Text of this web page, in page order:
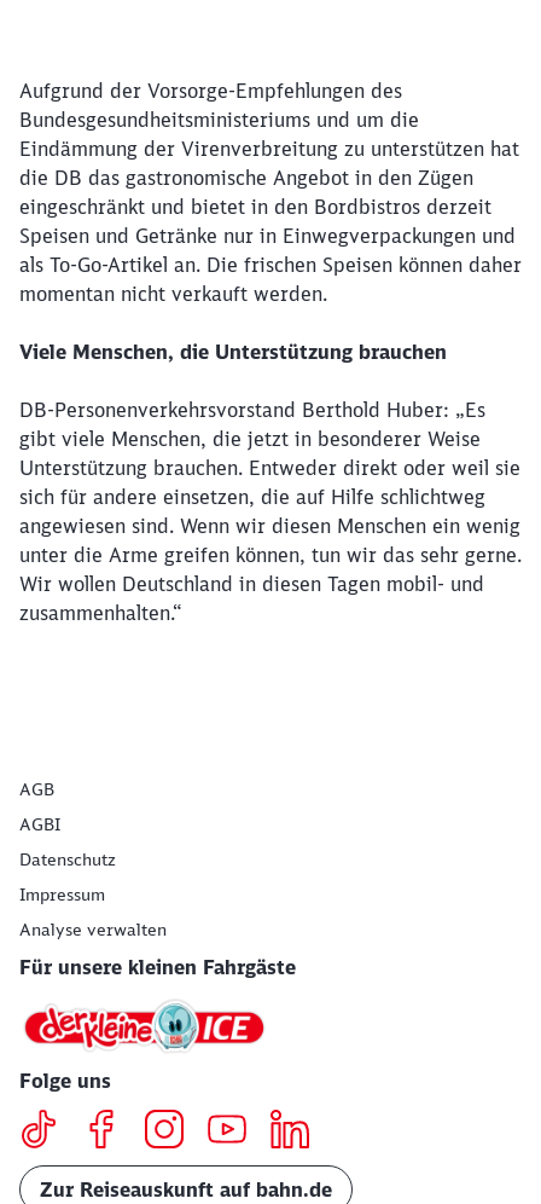
Aufgrund der Vorsorge-Empfehlungen des
Bundesgesundheitsministeriums und um die
Eindämmung der Virenverbreitung zu unterstützen hat
die DB das gastronomische Angebot in den Zügen
eingeschränkt und bietet in den Bordbistros derzeit
Speisen und Getränke nur in Einwegverpackungen und
als To-Go-Artikel an. Die frischen Speisen können daher
momentan nicht verkauft werden.
Viele Menschen, die Unterstützung brauchen
DB-Personenverkehrsvorstand Berthold Huber: „Es
gibt viele Menschen, die jetzt in besonderer Weise
Unterstützung brauchen. Entweder direkt oder weil sie
sich für andere einsetzen, die auf Hilfe schlichtweg
angewiesen sind. Wenn wir diesen Menschen ein wenig
unter die Arme greifen können, tun wir das sehr gerne.
Wir wollen Deutschland in diesen Tagen mobil- und
zusammenhalten.“
AGB
AGBI
Datenschutz
Impressum
Analyse verwalten
Für unsere kleinen Fahrgäste
Folge uns
Zur Reiseauskunft auf bahn.de